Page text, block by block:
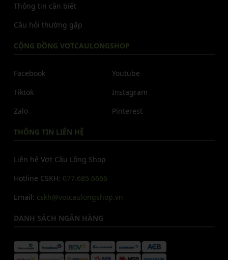
Thông tin cần biết
Câu hỏi thường gặp
CỘNG ĐỒNG VOTCAULONGSHOP
Facebook
Tiktok
Zalo
Youtube
Instagram
Pinterest
THÔNG TIN LIÊN HỆ
Liên hệ Vợt Cầu Lông Shop
Hotline CSKH: 077.685.6666
Email: cskh@votcaulongshop.vn
DANH SÁCH NGÂN HÀNG